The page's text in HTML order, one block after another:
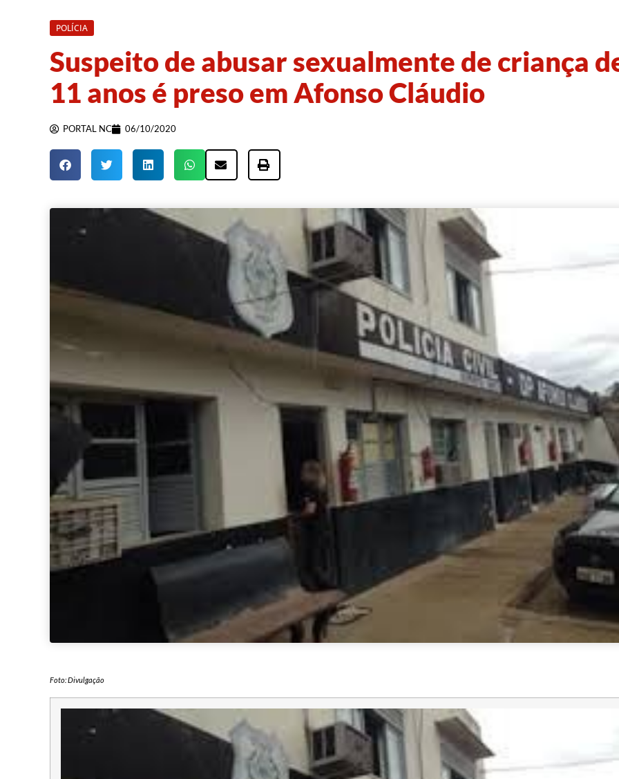
POLÍCIA
Suspeito de abusar sexualmente de criança
11 anos é preso em Afonso Cláudio
PORTAL NC 06/10/2020
Foto: Divulgação